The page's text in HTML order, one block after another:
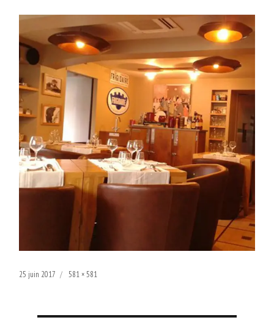
Publié
25 juin 2017
Taille
581 × 581